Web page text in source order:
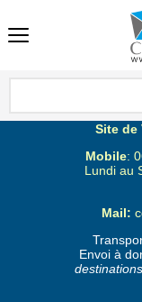
Site de
Mobile:
Lundi au
Mail:
Envoi à